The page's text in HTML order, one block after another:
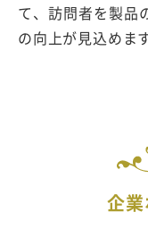
て、訪問者を製品
の向上が見込めま
企